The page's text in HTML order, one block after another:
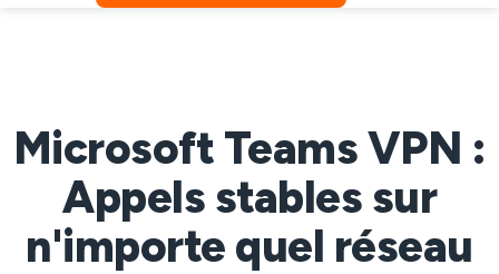
Microsoft Teams VPN :
Appels stables sur
n'importe quel réseau